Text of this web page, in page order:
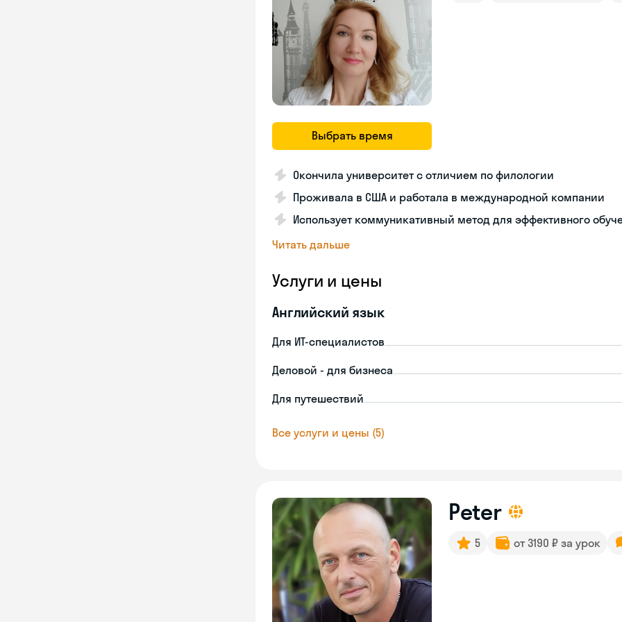
Выбрать время
Окончила университет с отличием по филологии
Проживала в США и работала в международной компании
Использует коммуникативный метод для эффективного
Читать дальше
Услуги и цены
Английский язык
Для ИТ-специалистов
Деловой - для бизнеса
Для путешествий
Все услуги и цены (5)
Peter
5 от 3190 ₽ за урок